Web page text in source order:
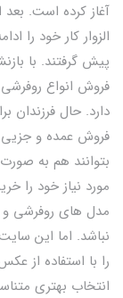
آغاز کرده است. بعد
الزوار کار خود را
پیش گرفتند. با
فروش عمده و جزیی
بتوانند هم به
مورد نیاز خود را
مدل های روفرشی و
نباشد. اما این
را با استفاده از
انتخاب بهتری